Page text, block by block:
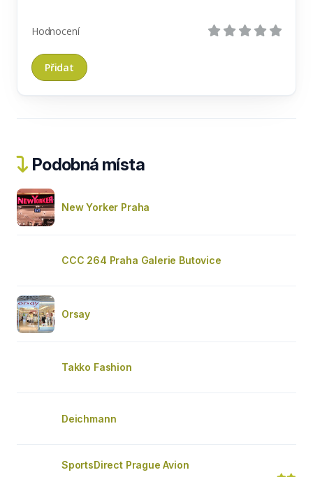
Hodnocení
Podobná místa
New Yorker Praha
CCC 264 Praha Galerie Butovice
Orsay
Takko Fashion
Deichmann
SportsDirect Prague Avion